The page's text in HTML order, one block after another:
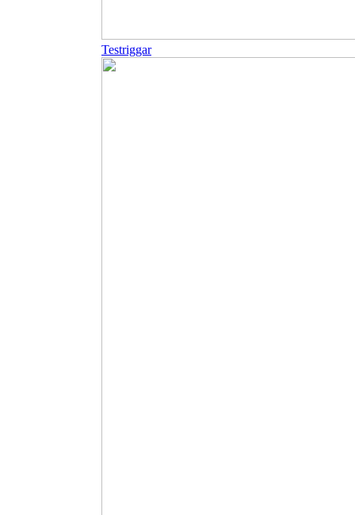
Testriggar